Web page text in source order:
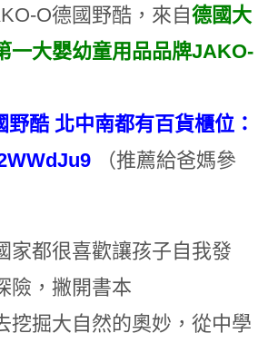
O德國野酷，來自德國大
一大嬰幼童用品品牌JAKO-
酷 北中南都有百貨櫃位：
（推薦給爸媽參
家都很喜歡讓孩子自我發
險，撇開書本
挖掘大自然的奧妙，從中學